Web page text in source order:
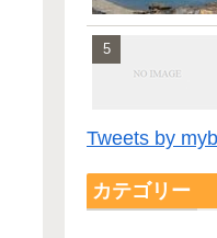
Tweets by
カテゴリー